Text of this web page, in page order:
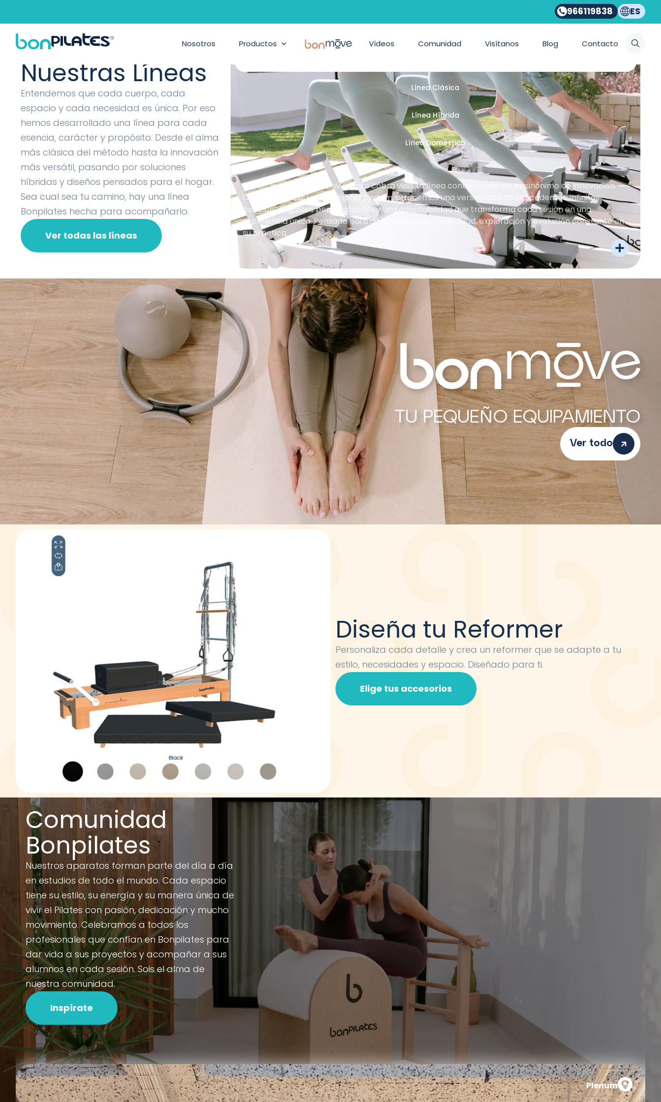
966119838 ES
Nosotros Productos BonMove Vídeos Comunidad Visítanos Blog Contacto
Nuestras Líneas
Entendemos que cada cuerpo, cada
espacio y cada necesidad es única. Por eso
hemos desarrollado una línea para cada
esencia, carácter y propósito. Desde el alma
más clásica del método hasta la innovación
más versátil, pasando por soluciones
híbridas y diseños pensados para el hogar.
Sea cual sea tu camino, hay una línea
Bonpilates hecha para acompañarlo.
Ver todas las líneas
Línea Clásica
Línea Híbrida
Línea Doméstica
Donde la libertad de movimiento cobra vida. La línea contemporánea es sinónimo de innovación.
Con nuestro exclusivo Adapter System, ofrecemos una versatilidad sin precedentes: infinitas
posiciones, ajustes personalizados y una adaptabilidad que transforma cada sesión en una
experiencia única. Pensada para quienes buscan creatividad, exploración y evolución constante en
su práctica.
TU PEQUEÑO EQUIPAMIENTO
Ver todo
Diseña tu Reformer
Personaliza cada detalle y crea un reformer que se adapte a tu
estilo, necesidades y espacio. Diseñado para ti.
Elige tus accesorios
Comunidad
Bonpilates
Nuestros aparatos forman parte del día a día
en estudios de todo el mundo. Cada espacio
tiene su estilo, su energía y su manera única de
vivir el Pilates con pasión, dedicación y mucho
movimiento. Celebramos a todos los
profesionales que confían en Bonpilates para
dar vida a sus proyectos y acompañar a sus
alumnos en cada sesión. Sois el alma de
nuestra comunidad.
Inspírate
Plenum